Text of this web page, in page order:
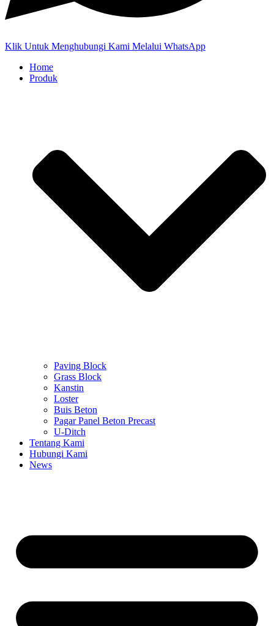
Klik Untuk Menghubungi Kami Melalui WhatsApp
Home
Produk
Paving Block
Grass Block
Kanstin
Loster
Buis Beton
Pagar Panel Beton Precast
U-Ditch
Tentang Kami
Hubungi Kami
News